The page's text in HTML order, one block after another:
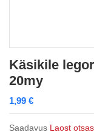
Käsikile
20my
1,99 €
Saadavus Laost otsas